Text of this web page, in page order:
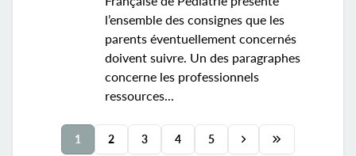
l’ensemble des consignes que les
parents éventuellement concernés
doivent suivre. Un des paragraphes
concerne les professionnels
ressources...
1 2 3 4 5